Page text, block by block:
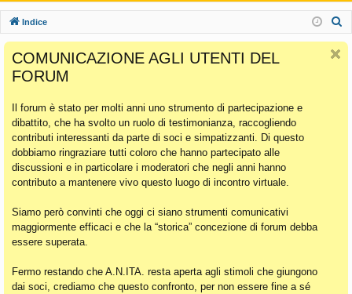
eg
a
m
en
ti
Ra
pi
di
u
m
in
Indice
COMUNICAZIONE AGLI UTENTI DEL
FORUM
Il forum è stato per molti anni uno strumento di partecipazione e
dibattito, che ha svolto un ruolo di testimonianza, raccogliendo
contributi interessanti da parte di soci e simpatizzanti. Di questo
dobbiamo ringraziare tutti coloro che hanno partecipato alle
discussioni e in particolare i moderatori che negli anni hanno
contributo a mantenere vivo questo luogo di incontro virtuale.
Siamo però convinti che oggi ci siano strumenti comunicativi
maggiormente efficaci e che la “storica” concezione di forum debba
essere superata.
Fermo restando che A.N.ITA. resta aperta agli stimoli che giungono
dai soci, crediamo che questo confronto, per non essere fine a sé